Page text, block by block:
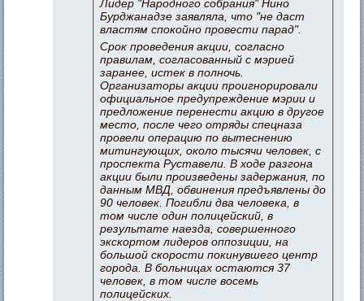
Лидер "Народного собрания" Нино
Бурджанадзе заявляла, что "не даст
властям спокойно провести парад".
Срок проведения акции, согласно
правилам, согласованный с мэрией
заранее, истек в полночь.
Организаторы акции проигнорировали
официальное предупреждение мэрии и
предложение перенести акцию в другое
место, после чего отряды спецназа
провели операцию по вытеснению
митингующих, около тысячи человек, с
проспекта Руставели. В ходе разгона
акции были произведены задержания, по
данным МВД, обвинения предъявлены до
90 человек. Погибли два человека, в
том числе один полицейский, в
результате наезда, совершенного
экскортом лидеров оппозиции, на
большой скорости покинувшего центр
города. В больницах остаются 37
человек, в том числе восемь
полицейских.